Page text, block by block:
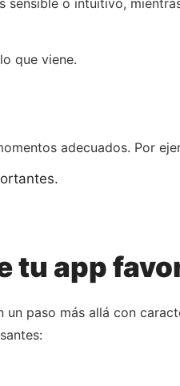
que viene.
adecuados. Por
tu app
paso más allá con